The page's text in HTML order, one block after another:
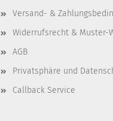
Versand- &
Widerrufsrecht & Muster-
AGB
Privatsphäre und
Callback Service